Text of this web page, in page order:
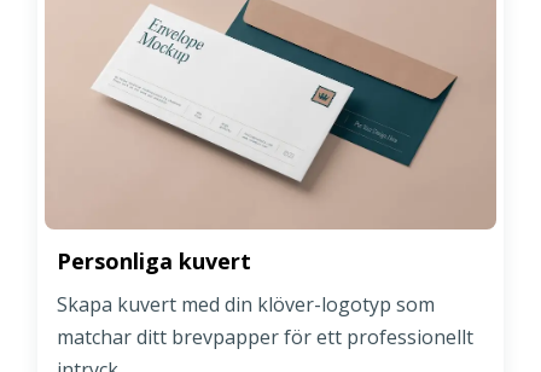
Personliga kuvert
Skapa kuvert med din klöver-logotyp som
matchar ditt brevpapper för ett professionellt